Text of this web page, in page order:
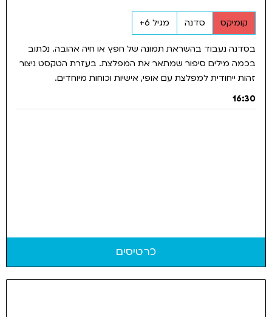
קומיקס סדנה מגיל 6+
בסדנה נעבוד בהשראת תמונה של חפץ או חיה אהובה. נכתוב
בכמה מילים סיפור שמתאר את המפלצת. בעזרת הטקסט ניצור
זהות ייחודית למפלצת עם אופי, אישיות וכוחות מיוחדים.
16:30
כרטיסים